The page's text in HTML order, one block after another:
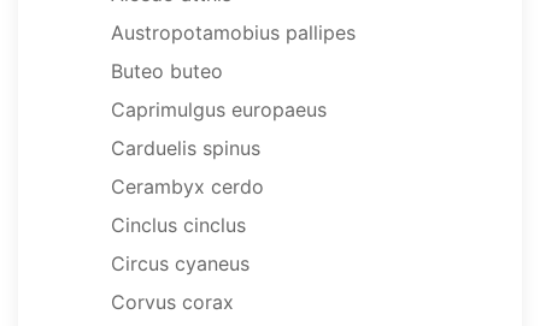
Austropotamobius pallipes
Buteo buteo
Caprimulgus europaeus
Carduelis spinus
Cerambyx cerdo
Cinclus cinclus
Circus cyaneus
Corvus corax